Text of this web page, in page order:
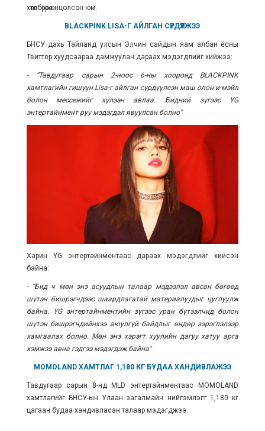
хөтөлбөрөөрөө онцолсон юм.
BLACKPINK LISA-Г АЙЛГАН СҮРДҮҮЛЖЭЭ
БНСУ дахь Тайланд улсын Элчин сайдын яам албан ёсны
Твиттер хуудсаараа дамжуулан дараах мэдэгдлийг хийжээ:
- “Тавдугаар сарын 2-ноос 6-ны хооронд BLACKPINK
хамтлагийн гишүүн Lisa-г айлган сүрдүүлсэн маш олон и-мэйл
болон мессежийг хүлээн авлаа. Бидний зүгээс YG
энтертайнмент руу мэдэгдэл явуулсан болно”
Харин YG энтертайнментаас дараах мэдэгдлийг хийсэн
байна:
- “Бид ч мөн энэ асуудлын талаар мэдээлэл авсан бөгөөд
шүтэн бишрэгчдээс шаардлагатай материалуудыг цуглуулж
байна.
YG энтертайнментийн зүгээс уран бүтээлчид болон
шүтэн бишрэгчдийнхээ аюулгүй байдлыг өндөр зэрэглэлээр
хамгаалах болно. Мөн энэ хэрэгт хуулийн дагуу хатуу арга
хэмжээ авна гэдгээ мэдэгдэж байна"
MOMOLAND ХАМТЛАГ 1,180 КГ БУДАА ХАНДИВЛАЖЭЭ
Тавдугаар сарын 8-нд MLD энтертайнментаас MOMOLAND
хамтлагийг БНСУ-ын Улаан загалмайн нийгэмлэгт 1,180 кг
цагаан будаа хандивласан талаар мэдэгджээ.